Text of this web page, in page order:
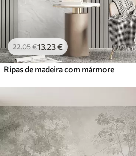
22.05€13 .23€
Ripas de madeira com mármore